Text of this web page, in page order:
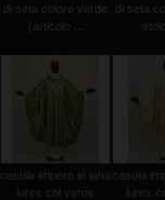
di seta colore verde
(articolo ...
di seta
casula impero in lana
lurex col.verde
casula
lurex